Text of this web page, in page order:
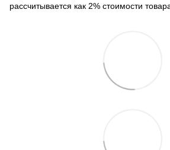
рассчитывается как 2% стоимости